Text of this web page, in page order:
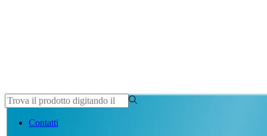
Contatti